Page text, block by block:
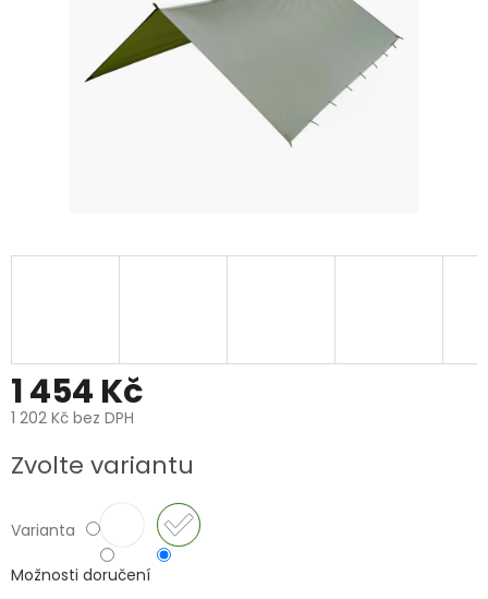
1 454 Kč
1 202 Kč bez DPH
cena:
Zvolte variantu
Varianta
Možnosti doručení